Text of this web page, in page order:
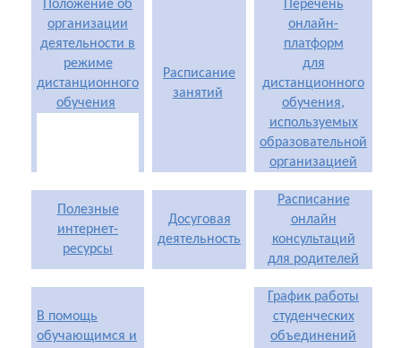
Положение об
организации
деятельности в
режиме
дистанционного
обучения
Расписание
занятий
Перечень
онлайн-
платформ
для
дистанционного
обучения,
используемых
образовательной
организацией
Полезные
интернет-
ресурсы
Досуговая
деятельность
Расписание
онлайн
консультаций
для родителей
В помощь
обучающимся и
График работы
студенческих
объединений